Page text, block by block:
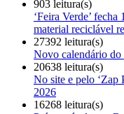
903 leitura(s)
‘Feira Verde’ fecha
material reciclável
27392 leitura(s)
Novo calendário do
20638 leitura(s)
No site e pelo ‘Zap
2026
16268 leitura(s)